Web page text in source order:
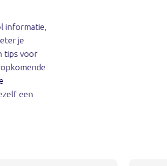
informatie,
je
tips voor
een